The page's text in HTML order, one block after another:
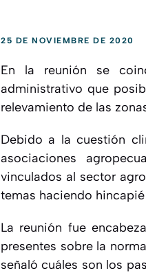
25 DE NOVIEMBRE DE 2020
En la reunión se
administrativo que
relevamiento de las
Debido a la cuestión
asociaciones
vinculados al sector
temas haciendo
La reunión fue
presentes sobre la
señaló cuáles son los